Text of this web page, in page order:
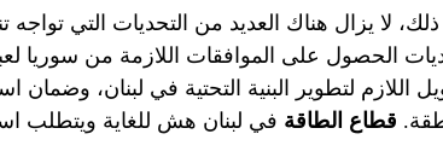
لا يزال هناك العديد من التحديات التي تواجه
الحصول على الموافقات اللازمة من سوريا
اللازم لتطوير البنية التحتية في لبنان، وضمان
قطاع الطاقة في لبنان هش للغاية ويتطلب